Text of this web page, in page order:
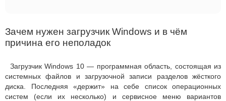
Зачем нужен загрузчик Windows и в чём
причина его неполадок
Загрузчик Windows 10 — программная область, состоящая из
системных файлов и загрузочной записи разделов жёсткого
диска. Последняя «держит» на себе список операционных
систем (если их несколько) и сервисное меню вариантов